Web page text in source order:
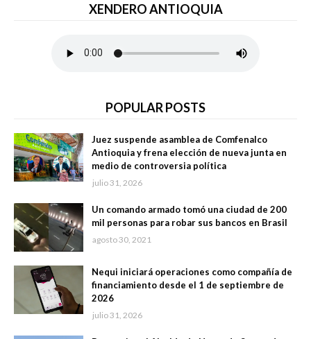
XENDERO ANTIOQUIA
POPULAR POSTS
Juez suspende asamblea de Comfenalco
Antioquia y frena elección de nueva junta en
medio de controversia política
julio 31, 2026
Un comando armado tomó una ciudad de 200
mil personas para robar sus bancos en Brasil
agosto 30, 2021
Nequi iniciará operaciones como compañía de
financiamiento desde el 1 de septiembre de
2026
julio 31, 2026